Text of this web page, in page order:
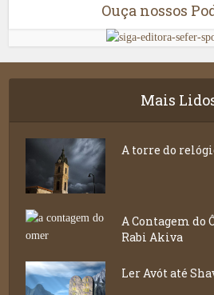
Ouça nossos
Mais
A torre do
A Contagem do
Rabi Akiva
Ler Avót até